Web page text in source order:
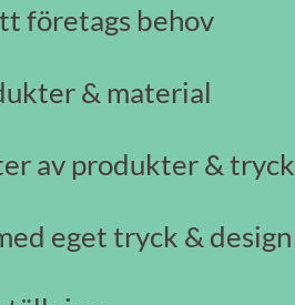
företags behov
& material
av produkter & tryck
eget tryck & design